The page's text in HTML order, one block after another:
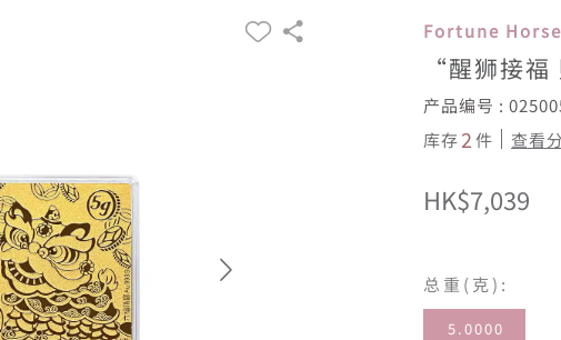
Fortune
“醒狮接
产品编号 :
库存2件 查看
HK$7,039
总重(克):
5.0000